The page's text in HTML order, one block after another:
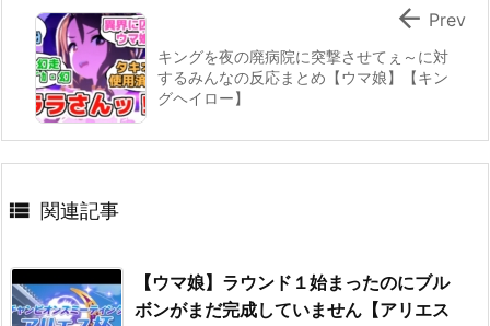
キングを夜の廃病院に突撃させてぇ～に対
するみんなの反応まとめ【ウマ娘】【キン
グヘイロー】
 Prev
 関連記事
【ウマ娘】ラウンド１始まったのにブル
ボンがまだ完成していません【アリエス